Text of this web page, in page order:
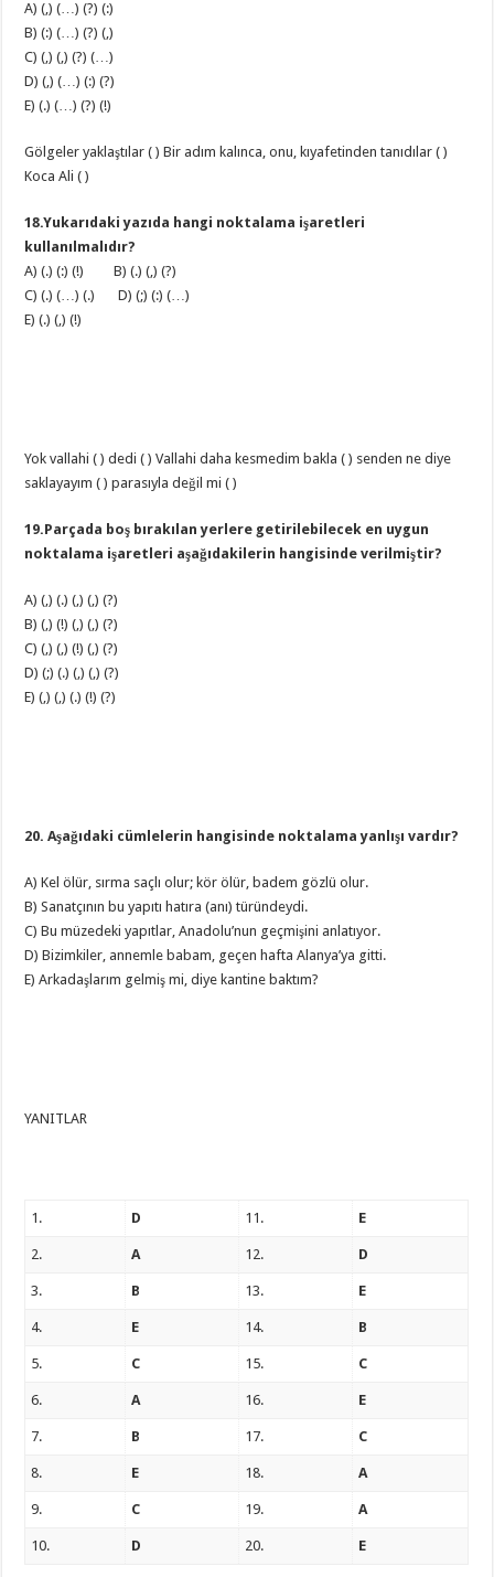
A) (,) (…) (?) (:)
B) (:) (…) (?) (,)
C) (,) (,) (?) (…)
D) (,) (…) (:) (?)
E) (.) (…) (?) (!)
Gölgeler yaklaştılar ( ) Bir adım kalınca, onu, kıyafetinden tanıdılar ( )
Koca Ali ( )
18.Yukarıdaki yazıda hangi noktalama işaretleri
kullanılmalıdır?
A) (.) (:) (!) B) (.) (,) (?)
C) (.) (…) (.) D) (;) (:) (…)
E) (.) (,) (!)
Yok vallahi ( ) dedi ( ) Vallahi daha kesmedim bakla ( ) senden ne diye
saklayayım ( ) parasıyla değil mi ( )
19.Parçada boş bırakılan yerlere getirilebilecek en uygun
noktalama işaretleri aşağıdakilerin hangisinde verilmiştir?
A) (,) (.) (,) (,) (?)
B) (,) (!) (,) (,) (?)
C) (,) (,) (!) (,) (?)
D) (;) (.) (,) (,) (?)
E) (,) (,) (.) (!) (?)
20. Aşağıdaki cümlelerin hangisinde noktalama yanlışı vardır?
A) Kel ölür, sırma saçlı olur; kör ölür, badem gözlü olur.
B) Sanatçının bu yapıtı hatıra (anı) türündeydi.
C) Bu müzedeki yapıtlar, Anadolu’nun geçmişini anlatıyor.
D) Bizimkiler, annemle babam, geçen hafta Alanya’ya gitti.
E) Arkadaşlarım gelmiş mi, diye kantine baktım?
YANITLAR
1. D 11. E
2. A 12. D
3. B 13. E
4. E 14. B
5. C 15. C
6. A 16. E
7. B 17. C
8. E 18. A
9. C 19. A
10. D 20. E